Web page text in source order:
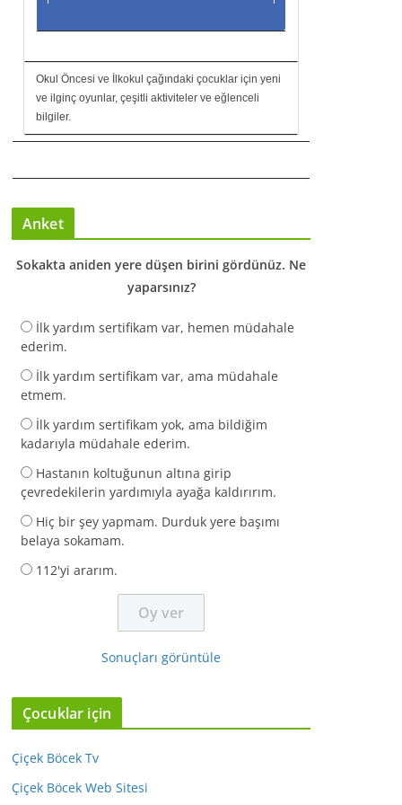
Okul Öncesi ve İlkokul çağındaki çocuklar için yeni
ve ilginç oyunlar, çeşitli aktiviteler ve eğlenceli
bilgiler.
Anket
Sokakta aniden yere düşen birini gördünüz. Ne
yaparsınız?
İlk yardım sertifikam var, hemen müdahale
ederim.
İlk yardım sertifikam var, ama müdahale
etmem.
İlk yardım sertifikam yok, ama bildiğim
kadarıyla müdahale ederim.
Hastanın koltuğunun altına girip
çevredekilerin yardımıyla ayağa kaldırırım.
Hiç bir şey yapmam. Durduk yere başımı
belaya sokamam.
112'yi ararım.
Sonuçları görüntüle
Çocuklar için
Çiçek Böcek Tv
Çiçek Böcek Web Sitesi